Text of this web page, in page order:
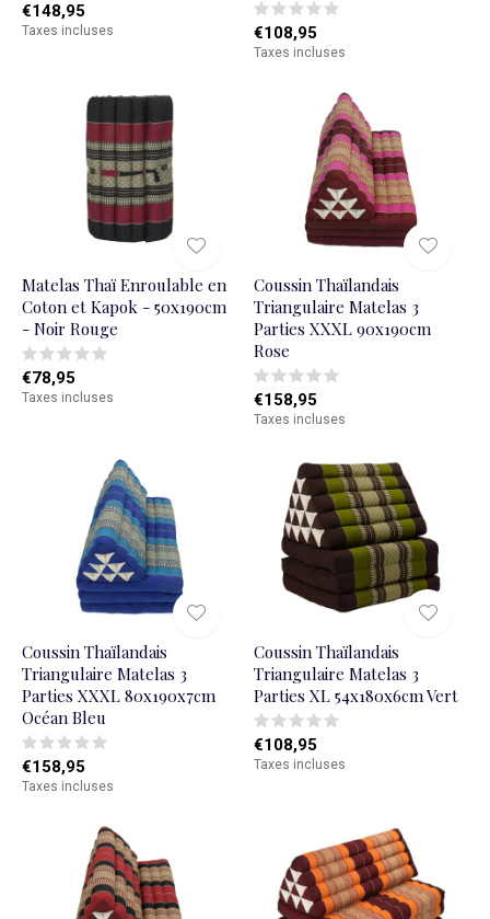
€148,95
Taxes incluses €108,95
Taxes incluses
Matelas Thaï Enroulable en
Coton et Kapok - 50x190cm
- Noir Rouge
€78,95
Taxes incluses
Coussin Thaïlandais
Triangulaire Matelas 3
Parties XXXL 90x190cm
Rose
€158,95
Taxes incluses
Coussin Thaïlandais
Triangulaire Matelas 3
Parties XXXL 80x190x7cm
Océan Bleu
€158,95
Taxes incluses
Coussin Thaïlandais
Triangulaire Matelas 3
Parties XL 54x180x6cm Vert
€108,95
Taxes incluses